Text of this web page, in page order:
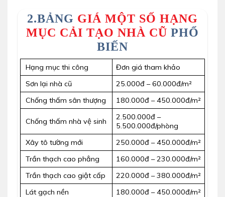
2.BẢNG GIÁ MỘT SỐ HẠNG
MỤC CẢI TẠO NHÀ CŨ PHỔ
BIẾN
Hạng mục thi công
Đơn giá tham khảo
Sơn lại nhà cũ
25.000đ – 60.000đ/m²
Chống thấm sân thượng
180.000đ – 450.000đ/m²
Chống thấm nhà vệ sinh
2.500.000đ –
5.500.000đ/phòng
Xây tô tường mới
250.000đ – 450.000đ/m²
Trần thạch cao phẳng
160.000đ – 230.000đ/m²
Trần thạch cao giật cấp
220.000đ – 380.000đ/m²
Lát gạch nền
180.000đ – 450.000đ/m²